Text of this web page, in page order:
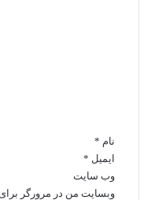
نام *
ایمیل *
وب‌ سایت
وبسایت من در مرورگر